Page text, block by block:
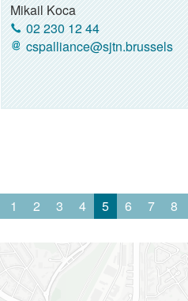
Mikail Koca
02 230 12 44
cspalliance@sjtn.brussels
1 2 3 4 5 6 7 8